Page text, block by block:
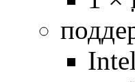
Intel